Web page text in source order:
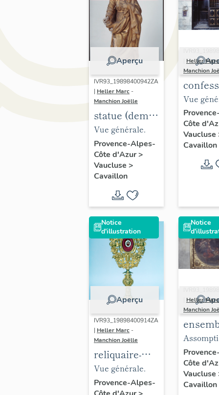
Aperçu
IVR93_19898400942ZA
| Heller Marc -
Manchion Joëlle
statue (demi-
nature) :
Sainte
Vue générale.
Provence-Alpes-
Côte d'Azur>
Vaucluse >
Cavaillon
Heller Marc
Manchion
Vue
Côte
Vaucluse
Cavaillon
Notice
d'illustration
Aperçu
IVR93_19898400914ZA
| Heller Marc -
Manchion Joëlle
reliquaire-
monstrance
No 2 : de saint
Vue générale.
Provence-Alpes-
Notice
Heller Marc
Manchion
2
de 2
Le
son cadre
Côte
Vaucluse
Cavaillon